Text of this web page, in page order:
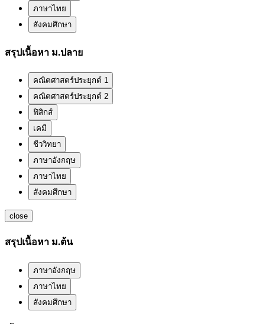
ภาษาไทย
สังคมศึกษา
สรุปเนื้อหา ม.ปลาย
คณิตศาสตร์ประยุกต์ 1
คณิตศาสตร์ประยุกต์ 2
ฟิสิกส์
เคมี
ชีววิทยา
ภาษาอังกฤษ
ภาษาไทย
สังคมศึกษา
close
สรุปเนื้อหา ม.ต้น
ภาษาอังกฤษ
ภาษาไทย
สังคมศึกษา